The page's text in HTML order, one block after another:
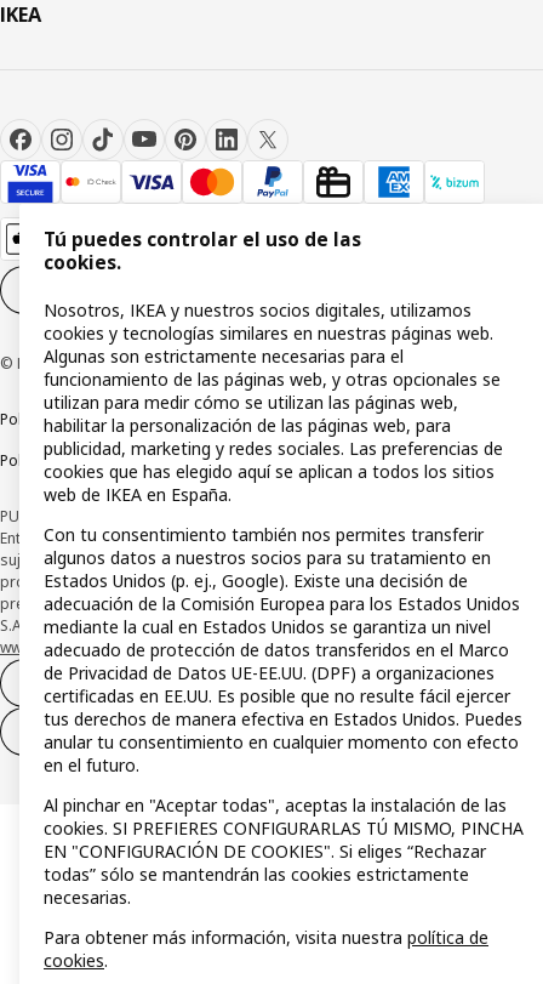
IKEA
© Inter IKEA Systems B.V 1999-2026
Política de privacidadPolítica de cookies Términos y condiciones
Política de divulgación responsable
PUBLICIDAD: *Financiación a través de la tarjeta IKEA VISA emitida por la
Entidad de Pago híbrida CaixaBank Payments & Consumer, E.F.C., E.P., S.A.U., y
sujeta a su organización. La entidad ha escogido como sistema de
protección de los fondos recibidos de usuarios de servicios de pago que
presta su depósito en una cuenta bancaria separada abierta en CaixaBank,
S.A. Conoce más acerca de las formas de pago de tu tarjeta aquí:
www.caixabankpc.com/es/productos. ​
Desistimiento del contrato
Desistimiento de solo servicios
Tú puedes controlar el uso de las
cookies.
Nosotros, IKEA y nuestros socios digitales, utilizamos
cookies y tecnologías similares en nuestras páginas web.
Algunas son estrictamente necesarias para el
funcionamiento de las páginas web, y otras opcionales se
utilizan para medir cómo se utilizan las páginas web,
habilitar la personalización de las páginas web, para
publicidad, marketing y redes sociales. Las preferencias de
cookies que has elegido aquí se aplican a todos los sitios
web de IKEA en España.
Con tu consentimiento también nos permites transferir
algunos datos a nuestros socios para su tratamiento en
Estados Unidos (p. ej., Google). Existe una decisión de
adecuación de la Comisión Europea para los Estados Unidos
mediante la cual en Estados Unidos se garantiza un nivel
adecuado de protección de datos transferidos en el Marco
de Privacidad de Datos UE-EE.UU. (DPF) a organizaciones
certificadas en EE.UU. Es posible que no resulte fácil ejercer
tus derechos de manera efectiva en Estados Unidos. Puedes
anular tu consentimiento en cualquier momento con efecto
en el futuro.
Al pinchar en "Aceptar todas", aceptas la instalación de las
cookies. SI PREFIERES CONFIGURARLAS TÚ MISMO, PINCHA
EN "CONFIGURACIÓN DE COOKIES". Si eliges “Rechazar
todas” sólo se mantendrán las cookies estrictamente
necesarias.
Para obtener más información, visita nuestra política de
cookies.